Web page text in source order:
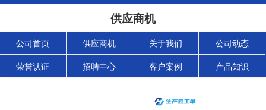
供应商机
公司首页 供应商机 关于我们 公司动态
荣誉认证 招聘中心 客户案例 产品知识